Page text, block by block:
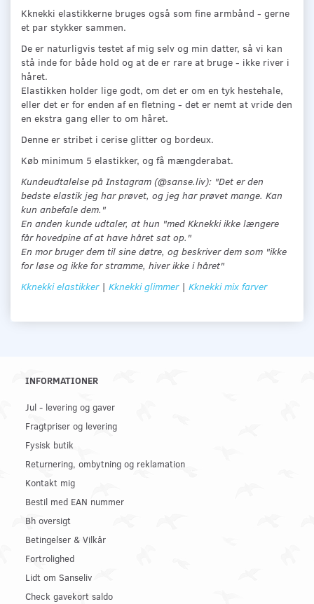
Kknekki elastikkerne bruges også som fine armbånd - gerne
et par stykker sammen.
De er naturligvis testet af mig selv og min datter, så vi kan
stå inde for både hold og at de er rare at bruge - ikke river i
håret.
Elastikken holder lige godt, om det er om en tyk hestehale,
eller det er for enden af en fletning - det er nemt at vride den
en ekstra gang eller to om håret.
Denne er stribet i cerise glitter og bordeux.
Køb minimum 5 elastikker, og få mængderabat.
Kundeudtalelse på Instagram (@sanse.liv): "Det er den
bedste elastik jeg har prøvet, og jeg har prøvet mange. Kan
kun anbefale dem."
En anden kunde udtaler, at hun "med Kknekki ikke længere
får hovedpine af at have håret sat op."
En mor bruger dem til sine døtre, og beskriver dem som "ikke
for løse og ikke for stramme, hiver ikke i håret"
Kknekki elastikker| Kknekki glimmer | Kknekki mix farver
INFORMATIONER
Jul - levering og gaver
Fragtpriser og levering
Fysisk butik
Returnering, ombytning og reklamation
Kontakt mig
Bestil med EAN nummer
Bh oversigt
Betingelser & Vilkår
Fortrolighed
Lidt om Sanseliv
Check gavekort saldo